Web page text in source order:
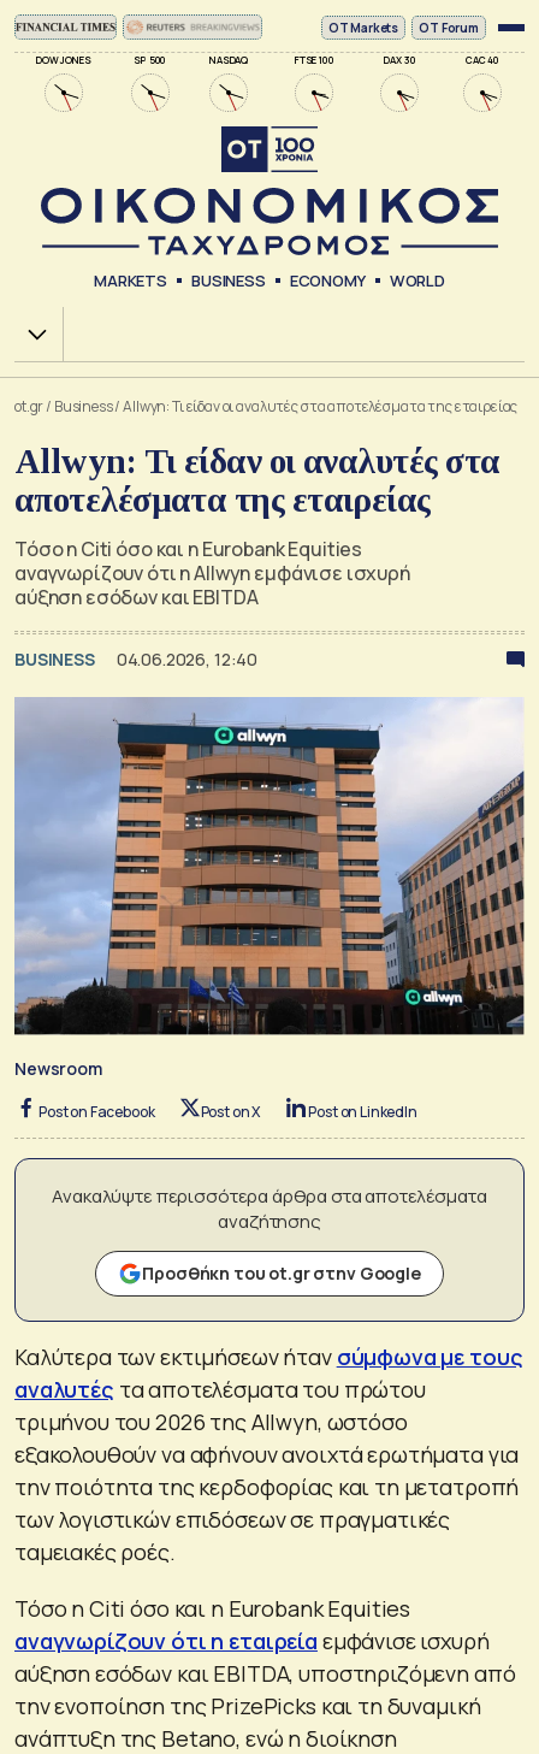
DOW JONES SP 500 NASDAQ FTSE 100 DAX 30 CAC 40
ΟΤ Markets OT Forum
MARKETS BUSINESS ECONOMY WORLD
Χ.Α.
ot.gr/ Business/Allwyn: Τι είδαν οι αναλυτές στα αποτελέσματα της εταιρείας
Allwyn: Τι είδαν οι αναλυτές στα
αποτελέσματα της εταιρείας
Τόσο η Citi όσο και η Eurobank Equities
αναγνωρίζουν ότι η Allwyn εμφάνισε ισχυρή
αύξηση εσόδων και EBITDA
BUSINESS 04.06.2026, 12:40
Newsroom
Post on Facebook Post on X Post on LinkedIn
Ανακαλύψτε περισσότερα άρθρα στα αποτελέσματα
αναζήτησης
Προσθήκη του ot.gr στην Google
Καλύτερα των εκτιμήσεων ήταν σύμφωνα με τους
αναλυτές τα αποτελέσματα του πρώτου
τριμήνου του 2026 της Allwyn, ωστόσο
εξακολουθούν να αφήνουν ανοιχτά ερωτήματα για
την ποιότητα της κερδοφορίας και τη μετατροπή
των λογιστικών επιδόσεων σε πραγματικές
ταμειακές ροές.
Τόσο η Citi όσο και η Eurobank Equities
αναγνωρίζουν ότι η εταιρεία εμφάνισε ισχυρή
αύξηση εσόδων και EBITDA, υποστηριζόμενη από
την ενοποίηση της PrizePicks και τη δυναμική
ανάπτυξη της Betano, ενώ η διοίκηση